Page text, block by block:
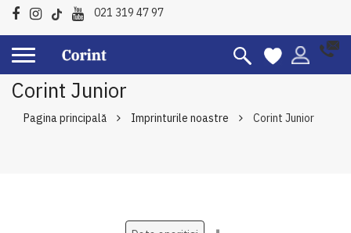
021 319 47 97
Corint Junior
Pagina principală Imprinturile noastre Corint Junior